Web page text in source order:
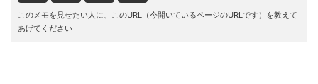
このメモを見せたい人に、このURL（今開いているページのURLです）を教えて
あげてください